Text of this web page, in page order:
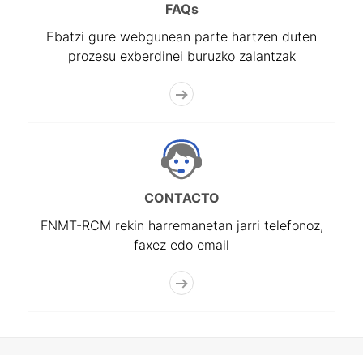
FAQs
Ebatzi gure webgunean parte hartzen duten
prozesu exberdinei buruzko zalantzak
CONTACTO
FNMT-RCM rekin harremanetan jarri telefonoz,
faxez edo email